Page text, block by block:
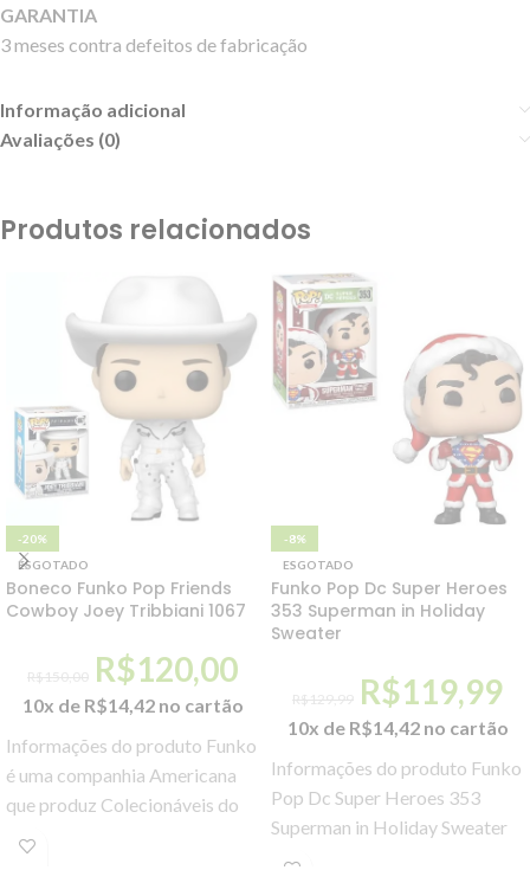
GARANTIA
3 meses contra defeitos de fabricação
Informação adicional
Avaliações (0)
Produtos relacionados
-20%
ESGOTADO
Boneco Funko Pop Friends
Cowboy Joey Tribbiani 1067
R$150,00 R$120,00
10x de R$14,42 no cartão
Informações do produto Funko
é uma companhia Americana
que produz Colecionáveis do
mundo de Cultura Pop,
-8%
ESGOTADO
Funko Pop Dc Super Heroes
353 Superman in Holiday
Sweater
R$129,99 R$119,99
10x de R$14,42 no cartão
Informações do produto Funko
Pop Dc Super Heroes 353
Superman in Holiday Sweater
Dos heróis da DC, Superman